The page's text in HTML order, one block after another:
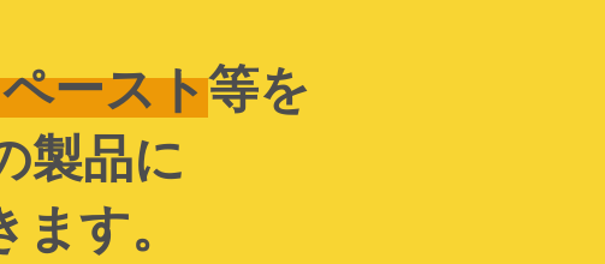
ースト等を
製品に
す。